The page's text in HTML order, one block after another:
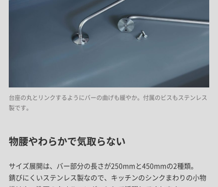
台座の丸とリンクするようにバーの曲げも緩やか。 付属のビスもステンレス
製です。
物腰やわらかで気取らない
サイズ展開は、バー部分の長さが250mmと450mmの2種類。
錆びにくいステンレス製なので、キッチンのシンクまわりの小物